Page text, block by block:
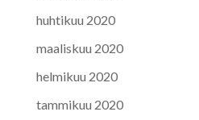
huhtikuu 2020
maaliskuu 2020
helmikuu 2020
tammikuu 2020